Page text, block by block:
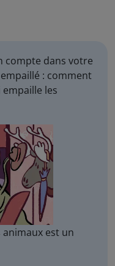
compte dans votre
: comment
les
est un